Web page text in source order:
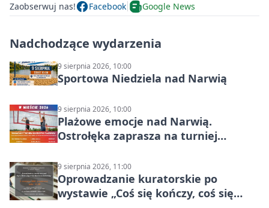
Zaobserwuj nas! Facebook Google News
Nadchodzące wydarzenia
9 sierpnia 2026, 10:00
Sportowa Niedziela nad Narwią
9 sierpnia 2026, 10:00
Plażowe emocje nad Narwią.
Ostrołęka zaprasza na turniej
9 sierpnia 2026, 11:00
Oprowadzanie kuratorskie po
wystawie „Coś się kończy, coś się